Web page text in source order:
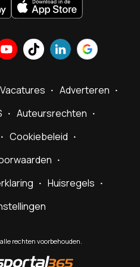
Vacatures
Adverteren
Auteursrechten
Cookiebeleid
Huisregels
alle rechten voorbehouden.
by